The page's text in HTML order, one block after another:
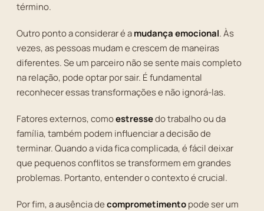
término.
Outro ponto a considerar é amudança emocional. Às
vezes, as pessoas mudam e crescem de maneiras
diferentes. Se um parceiro não se sente mais completo
na relação, pode optar por sair. É fundamental
reconhecer essas transformações e não ignorá-las.
Fatores externos, comoestressedo trabalho ou da
família, também podem influenciar a decisão de
terminar. Quando a vida fica complicada, é fácil deixar
que pequenos conflitos se transformem em grandes
problemas. Portanto, entender o contexto é crucial.
Por fim, a ausência decomprometimentopode ser um